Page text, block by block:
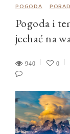
POGODA
Pogoda i
jechać na
940 0